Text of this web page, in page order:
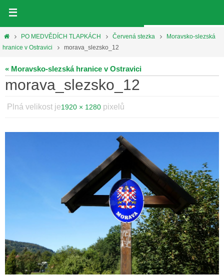
obsahHomePO MEDVĚDÍCH TLAPKÁCH Červená stezka
Moravsko-slezská
hranice v Ostravici
morava_slezsko_12
« Moravsko-slezská hranice v Ostravici
morava_slezsko_12
Plná velikost je1920 × 1280 pixelů